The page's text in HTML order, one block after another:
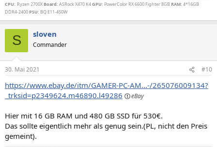
CPU: Ryzen 2700X Board: ASRock X470 K4GPU: PowerColor RX 6600 Fighter 8GB RAM: 4*16GB
DDR4-2400 PSU: BQ E11-450W
S sloven
Commander
30. Mai 2021 #10
https://www.ebay.de/itm/GAMER-PC-AM...-/265076009134?
_trksid=p2349624.m46890.l49286
Hier mit 16 GB RAM und 480 GB SSD für 530€.
Das sollte eigentlich mehr als genug sein.(PL, nicht den Preis
gemeint).